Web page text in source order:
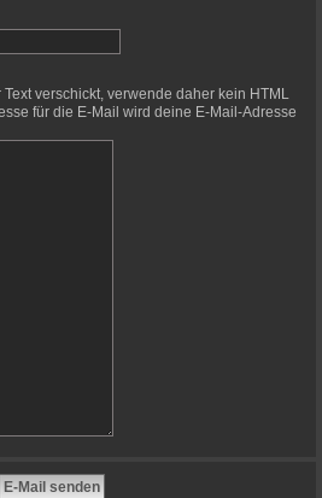
verschickt, verwende daher kein HTML
für die E-Mail wird deine E-Mail-Adresse